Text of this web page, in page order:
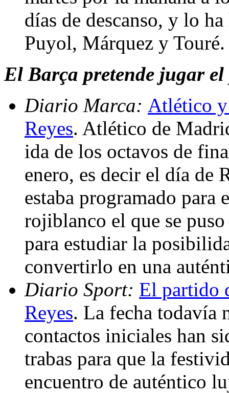
días de descanso, y lo
Puyol, Márquez y
El Barça pretende jugar
Diario Marca: Atlético
Reyes. Atlético de
ida de los octavos de
enero, es decir el día de
estaba programado
rojiblanco el que se
para estudiar la
convertirlo en una
Diario Sport: El partido
Reyes. La fecha todavía
contactos iniciales han
trabas para que la
encuentro de auténtico